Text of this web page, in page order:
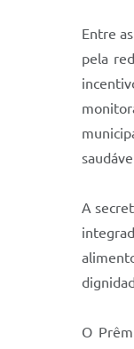
Entre
pela
A
O